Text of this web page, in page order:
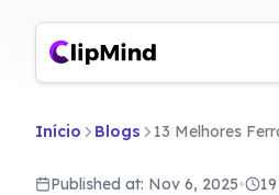
Início Blogs
Published at: Nov 6, 2025•